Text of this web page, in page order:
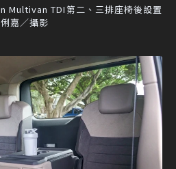
Multivan TDI第二、三排座椅後設置
嘉／攝影